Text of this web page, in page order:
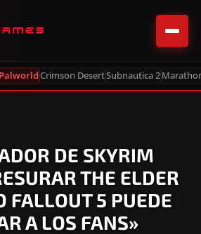
PalworldCrimson DesertSubnautica 2
DE SKYRIM
THE ELDER
FALLOUT 5 PUEDE
A LOS FANS»